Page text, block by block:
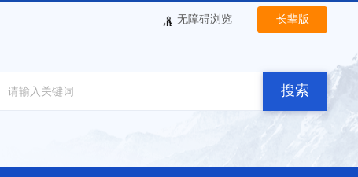
无障碍浏览 长辈版
搜索